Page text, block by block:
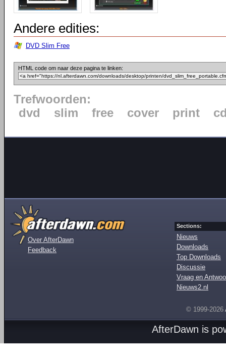
Andere edities:
DVD Slim Free
HTML code om naar deze pagina te linken:
Trefwoorden:
dvd
slim free cover print
Over AfterDawn
Feedback
Sections:
Nieuws
Downloads
Top Downloads
Discussie
Vraag en
Nieuws2.nl
© 1999-2026
AfterDawn is